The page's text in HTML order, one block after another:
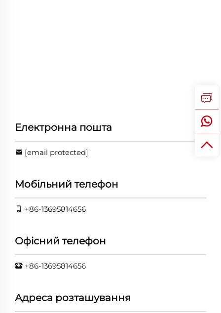
Електронна пошта
[email protected]
Мобільний телефон
+86-13695814656
Офісний телефон
+86-13695814656
Адреса розташування